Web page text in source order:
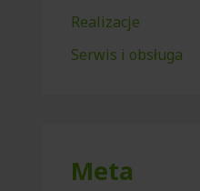
Realizacje
Serwis i obsługa
Meta